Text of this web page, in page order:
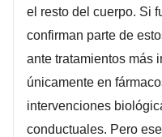
el resto del cuerpo. Si
confirman parte de
ante tratamientos más
únicamente en
intervenciones
conductuales. Pero